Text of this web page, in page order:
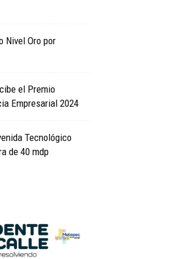
Nivel Oro por
el Premio
Empresarial 2024
Tecnológico
de 40 mdp